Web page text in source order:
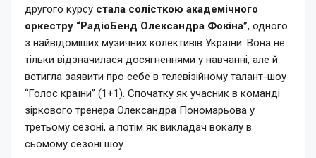
другого курсу стала солісткою академічного
оркестру “РадіоБенд Олександра Фокіна”, одного
з найвідоміших музичних колективів України. Вона не
тільки відзначилася досягненнями у навчанні, але й
встигла заявити про себе в телевізійному талант-шоу
“Голос країни” (1+1). Спочатку як учасник в команді
зіркового тренера Олександра Пономарьова у
третьому сезоні, а потім як викладач вокалу в
сьомому сезоні шоу.